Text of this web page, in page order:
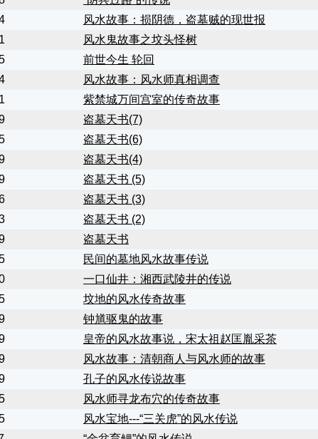
风水故事：损阴德，盗墓贼的现世报
风水鬼故事之坟头怪树
前世今生 轮回
风水故事：风水师真相调查
紫禁城万间宫室的传奇故事
盗墓天书(7)
盗墓天书(6)
盗墓天书(4)
盗墓天书 (5)
盗墓天书 (3)
盗墓天书 (2)
盗墓天书
民间的墓地风水故事传说
一口仙井：湘西武陵井的传说
坟地的风水传奇故事
钟馗驱鬼的故事
皇帝的风水故事说，宋太祖赵匡胤采茶
风水故事：清朝商人与风水师的故事
孔子的风水传说故事
风水师寻龙布穴的传奇故事
风水宝地---“三关虎”的风水传说